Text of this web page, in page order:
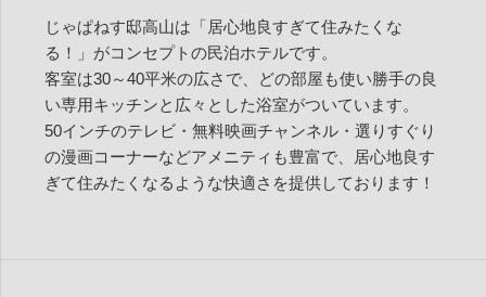
じゃぱねす邸高山は「居心地良すぎて住みたくな
る！」がコンセプトの民泊ホテルです。
客室は30～40平米の広さで、どの部屋も使い勝手の良
い専用キッチンと広々とした浴室がついています。
50インチのテレビ・無料映画チャンネル・選りすぐり
の漫画コーナーなどアメニティも豊富で、居心地良す
ぎて住みたくなるような快適さを提供しております！